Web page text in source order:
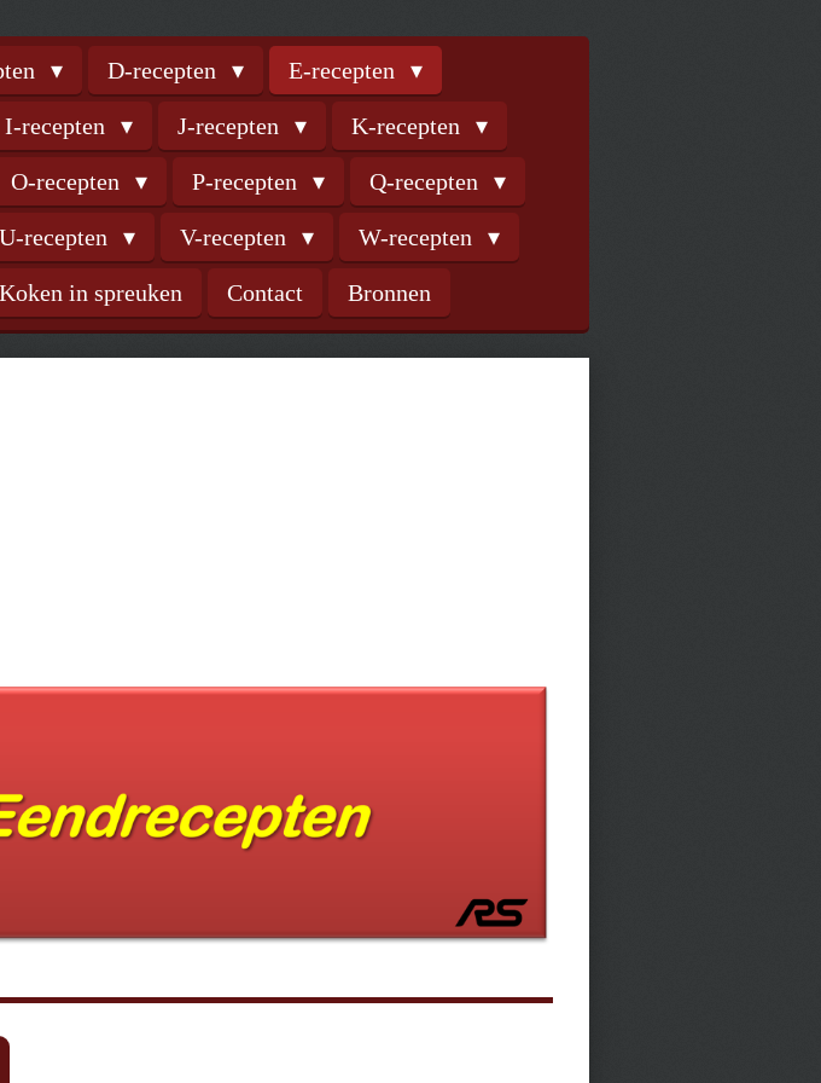
D-recepten E-recepten
I-recepten J-recepten K-recepten
O-recepten P-recepten Q-recepten
U-recepten V-recepten W-recepten
Koken in spreuken Contact Bronnen